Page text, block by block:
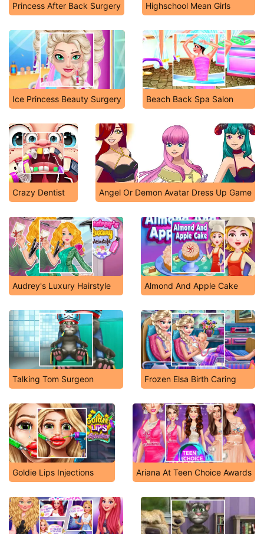
Princess After Back Surgery Highschool Mean Girls
Ice Princess Beauty Surgery Beach Back Spa Salon
Crazy Dentist Angel Or Demon Avatar Dress Up Game
Audrey's Luxury Hairstyle Almond And Apple Cake
Talking Tom Surgeon Frozen Elsa Birth Caring
Goldie Lips Injections Ariana At Teen Choice Awards